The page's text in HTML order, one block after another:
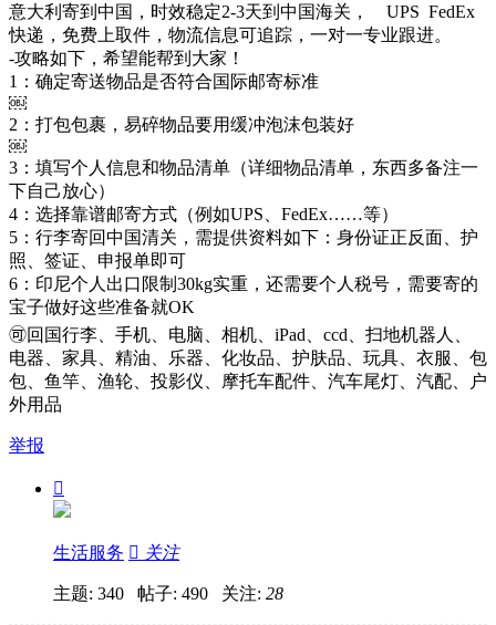
意大利寄到中国，时效稳定2-3天到中国海关， UPS FedEx
快递，免费上取件，物流信息可追踪，一对一专业跟进。
-攻略如下，希望能帮到大家！
1：确定寄送物品是否符合国际邮寄标准
￼
2：打包包裹，易碎物品要用缓冲泡沫包装好
￼
3：填写个人信息和物品清单（详细物品清单，东西多备注一
下自己放心）
4：选择靠谱邮寄方式（例如UPS、FedEx……等）
‌5：行李寄回中国清关，需提供资料如下：身份证正反面、护
照、签证、申报单即可
6：印尼个人出口限制30kg实重，还需要个人税号，需要寄的
宝子做好这些准备就OK
🉑️回国行李、手机、电脑、相机、iPad、ccd、扫地机器人、
电器、家具、精油、乐器、化妆品、护肤品、玩具、衣服、包
包、鱼竿、渔轮、投影仪、摩托车配件、汽车尾灯、汽配、户
外用品
举报

生活服务  关注
主题: 340 帖子: 490 关注: 28